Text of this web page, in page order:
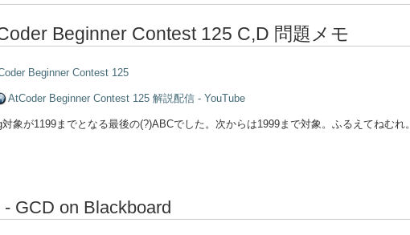
Beginner Contest 125 C,D 問題メモ
Beginner Contest 125
AtCoder Beginner Contest 125 解説配信 - YouTube
象が1199までとなる最後の(?)ABCでした。次からは1999まで対象。ふるえてねむれ。
- GCD on Blackboard